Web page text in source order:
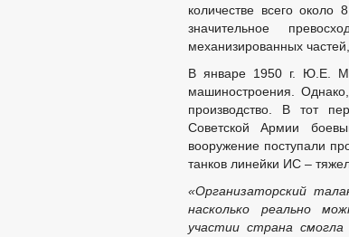
количестве всего
значительное
механизированных
В январе 1950 г. Ю.Е.
машиностроения.
производство. В тот
Советской Армии
вооружение поступали
танков линейки ИС –
«Организаторский
насколько реально
участии страна